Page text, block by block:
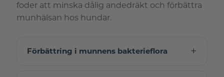
foder att minska dålig andedräkt och förbättra
munhälsan hos hundar.
Förbättring i munnens bakterieflora